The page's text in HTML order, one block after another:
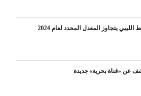
الليبي يتجاوز المعدل المحدد لعام 2024
عن «قناة بحرية» جديدة